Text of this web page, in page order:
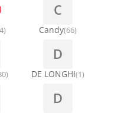
mašine
klima uređaja
C
Candy(66)
D
DE LONGHI(1)
D